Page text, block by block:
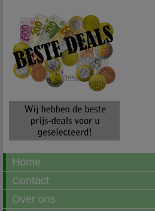
Home
Contact
Over ons